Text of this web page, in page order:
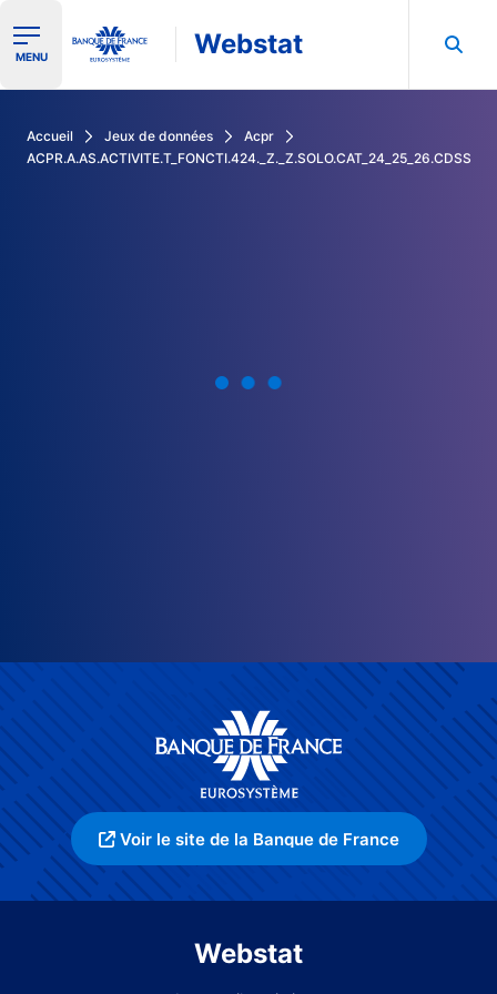
Ouvrir le menu de navigation
MENU Webstat
Accueil Jeux de données
Acpr
ACPR.A.AS.ACTIVITE.T_FONCTI.424._Z._Z.SOLO.CAT_24_25_26.CDSS
Voir le site de la Banque de France
Webstat